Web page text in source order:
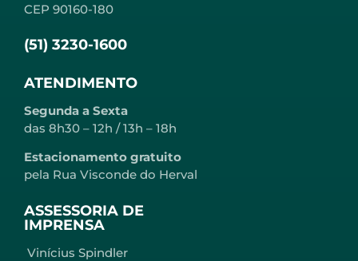
CEP 90160-180
(51) 3230-1600
ATENDIMENTO
Segunda a Sexta
das 8h30 – 12h / 13h – 18h
Estacionamento gratuito
pela Rua Visconde do Herval
ASSESSORIA DE
IMPRENSA
Vinícius Spindler